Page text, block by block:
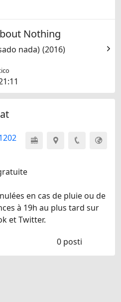
Nothing
nada) (2016)
en cas de pluie ou de
à 19h au plus tard sur
et Twitter.
0 posti